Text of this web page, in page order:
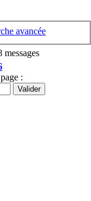
avancée
messages
: